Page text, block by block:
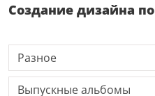
Создание дизайна
Разное
Выпускные альбомы